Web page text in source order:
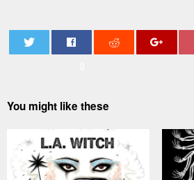
You might like these